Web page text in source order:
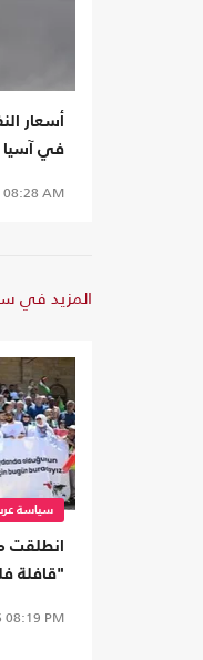
أسعار
في آسيا
08:28 AM
المزيد في
سياسة
انطلقت
"قافلة
08:19 PM